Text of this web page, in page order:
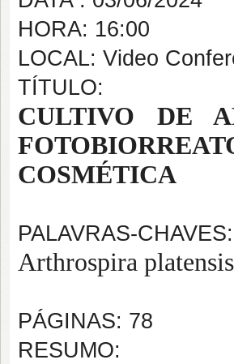
HORA: 16:00
LOCAL: Video
TÍTULO:
CULTIVO DE
COSMÉTICA
PALAVRAS-CHAVES:
Arthrospira
PÁGINAS: 78
RESUMO: